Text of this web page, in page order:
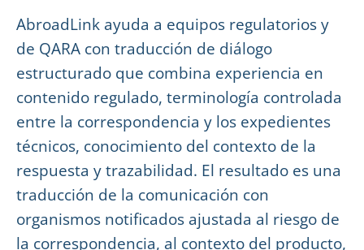
AbroadLink ayuda a equipos regulatorios y
de QARA con traducción de diálogo
estructurado que combina experiencia en
contenido regulado, terminología controlada
entre la correspondencia y los expedientes
técnicos, conocimiento del contexto de la
respuesta y trazabilidad. El resultado es una
traducción de la comunicación con
organismos notificados ajustada al riesgo de
la correspondencia, al contexto del producto,